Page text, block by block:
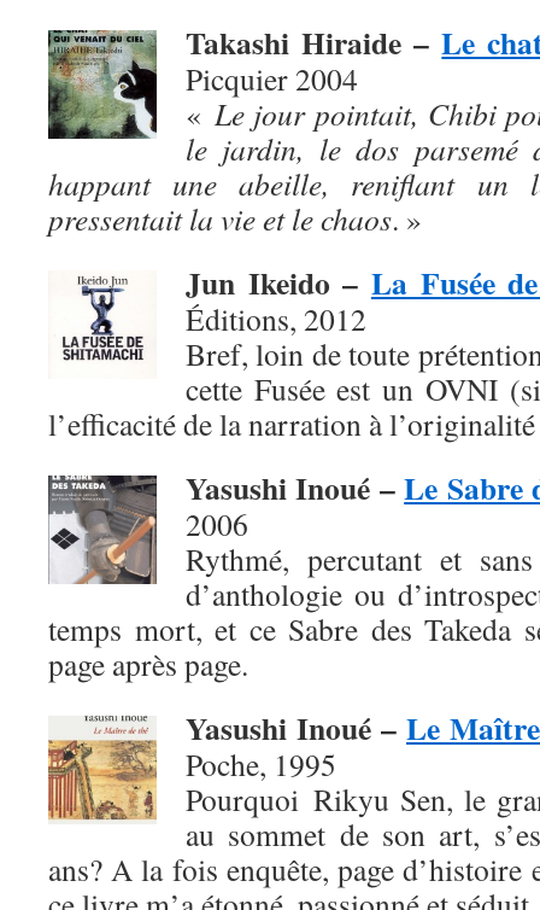
Takashi Hiraide –Le
Picquier 2004
« Le jour pointait, Chibi
le jardin, le dos parsemé
happant une abeille, reniflant un
pressentait la vie et le chaos. »
Jun Ikeido – La Fusée
Éditions, 2012
Bref, loin de toute
cette Fusée est un OVNI
l’efficacité de la narration à
Yasushi Inoué –Le Sabre
2006
Rythmé, percutant et
d’anthologie ou
temps mort, et ce Sabre des Takeda
page après page.
Yasushi Inoué – Le
Poche, 1995
Pourquoi Rikyu Sen, le
au sommet de son art,
ans? A la fois enquête, page